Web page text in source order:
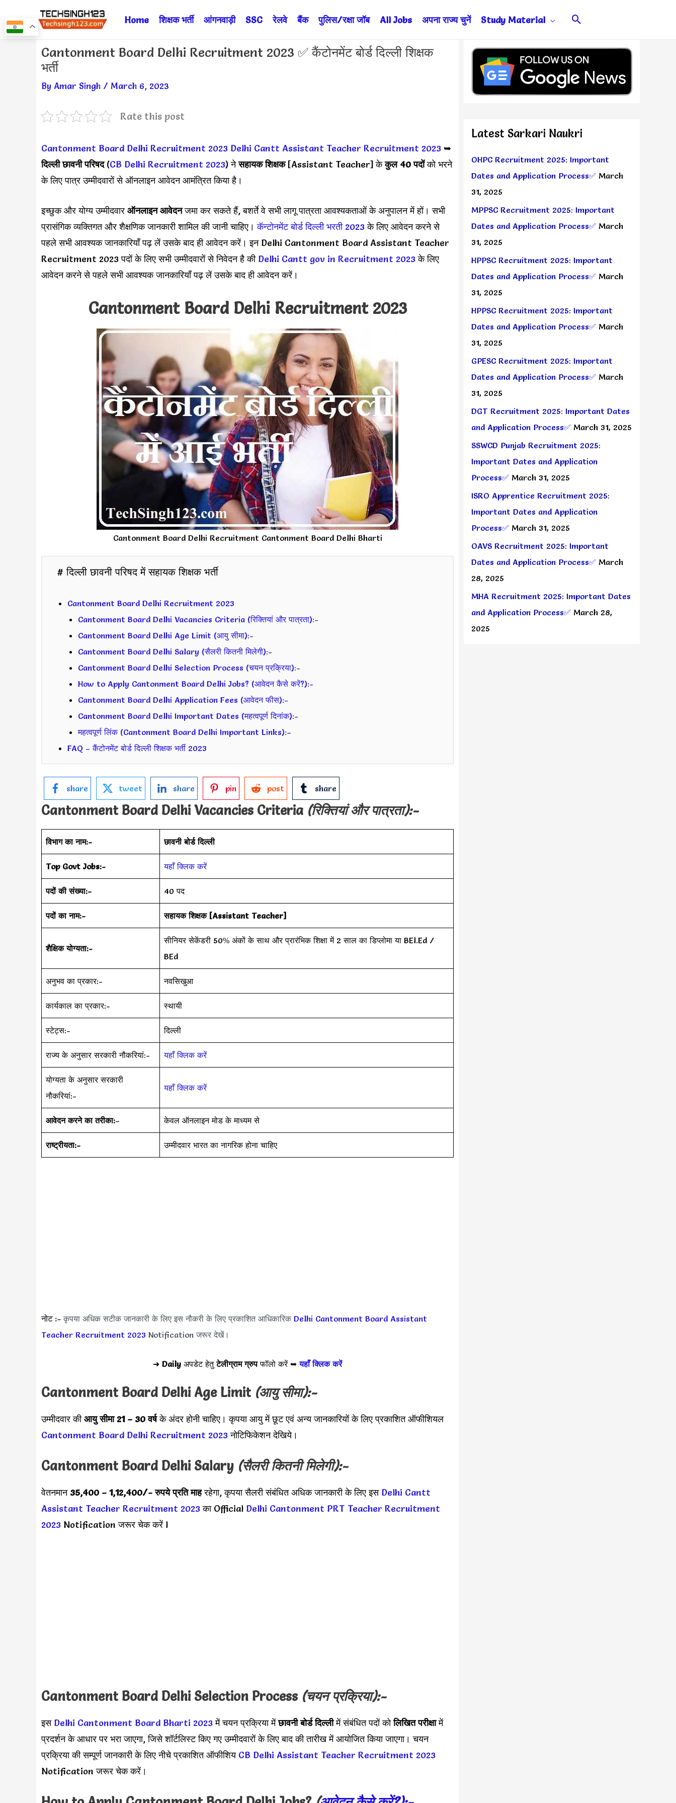
to
Home शिक्षक भर्ती आंगनवाड़ी SSC रेलवे बैंक पुलिस/रक्षा जॉब All Jobs अपना राज्य चुनें Study Material Search
Cantonment Board Delhi Recruitment 2023 ✅ कैंटोनमेंट बोर्ड दिल्ली शिक्षक
भर्ती
By Amar Singh / March 6, 2023
Rate this post
Cantonment Board Delhi Recruitment 2023 Delhi Cantt Assistant Teacher Recruitment 2023 ➥
दिल्ली छावनी परिषद(CB Delhi Recruitment 2023) नेसहायक शिक्षक[Assistant Teacher] केकुल 40 पदोंको भरने
के लिए पात्र उम्मीदवारों से ऑनलाइन आवेदन आमंत्रित किया है।
इच्छुक और योग्य उम्मीदवार ऑनलाइन आवेदनजमा कर सकते हैं, बशर्ते वे सभी लागू पात्रता आवश्यकताओं के अनुपालन में हों। सभी
प्रासंगिक व्यक्तिगत और शैक्षणिक जानकारी शामिल की जानी चाहिए।कॅन्टोनमेंट बोर्ड दिल्ली भरती 2023के लिए आवेदन करने से
पहले सभी आवश्यक जानकारियाँ पढ़ लें उसके बाद ही आवेदन करें। इन Delhi Cantonment Board Assistant Teacher
Recruitment 2023 पदों के लिए सभी उम्मीदवारों से निवेदन है की Delhi Cantt gov in Recruitment 2023के लिए
आवेदन करने से पहले सभी आवश्यक जानकारियाँ पढ़ लें उसके बाद ही आवेदन करें।
Cantonment Board Delhi Recruitment 2023
Cantonment Board Delhi Recruitment Cantonment Board Delhi Bharti
# दिल्ली छावनी परिषद में सहायक शिक्षक भर्ती
Cantonment Board Delhi Recruitment 2023
Cantonment Board Delhi Vacancies Criteria (रिक्तियां और पात्रता):-
Cantonment Board Delhi Age Limit (आयु सीमा):-
Cantonment Board Delhi Salary (सैलरी कितनी मिलेगी):-
Cantonment Board Delhi Selection Process (चयन प्रक्रिया):-
How to Apply Cantonment Board Delhi Jobs? (आवेदन कैसे करें?):-
Cantonment Board Delhi Application Fees (आवेदन फीस):-
Cantonment Board Delhi Important Dates (महत्वपूर्ण दिनांक):-
महत्वपूर्ण लिंक (Cantonment Board Delhi Important Links):–
FAQ – कैंटोनमेंट बोर्ड दिल्ली शिक्षक भर्ती 2023
share tweet share pin post share
Cantonment Board Delhi Vacancies Criteria (रिक्तियां और पात्रता):-
विभाग का नाम:- छावनी बोर्ड दिल्ली
Top Govt Jobs:- यहाँ क्लिक करें
पदों की संख्या:- 40 पद
पदों का नाम:- सहायक शिक्षक[Assistant Teacher]
शैक्षिक योग्यता:-
सीनियर सेकेंडरी 50% अंकों के साथ और प्रारंभिक शिक्षा में 2 साल का डिप्लोमा या BEl.Ed /
BEd
अनुभव का प्रकार:- नवसिखुआ
कार्यकाल का प्रकार:- स्थायी
स्टेट्स:- दिल्ली
राज्य के अनुसार सरकारी नौकरियां:- यहाँ क्लिक करें
योग्यता के अनुसार सरकारी
नौकरियां:-
यहाँ क्लिक करें
आवेदन करने का तरीका:– केवल ऑनलाइन मोड के माध्यम से
राष्ट्रीयता:- उम्मीदवार भारत का नागरिक होना चाहिए
नोट :- कृपया अधिक सटीक जानकारी के लिए इस नौकरी के लिए प्रकाशित आधिकारिक Delhi Cantonment Board Assistant
Teacher Recruitment 2023 Notification जरूर देखें।
➜ Daily अपडेट हेतुटेलीग्राम ग्रुपफॉलो करें ➥यहाँ क्लिक करें
Cantonment Board Delhi Age Limit (आयु सीमा):-
उम्मीदवार कीआयु सीमा 21 – 30 वर्षके अंदर होनी चाहिए। कृपया आयु में छूट एवं अन्य जानकारियों के लिए प्रकाशित ऑफीशियल
Cantonment Board Delhi Recruitment 2023 नोटिफिकेशन देखिये।
Cantonment Board Delhi Salary (सैलरी कितनी मिलेगी):-
वेतनमान 35,400 – 1,12,400/- रुपये प्रति माहरहेगा, कृपया सैलरी संबंधित अधिक जानकारी के लिए इस Delhi Cantt
Assistant Teacher Recruitment 2023का Official Delhi Cantonment PRT Teacher Recruitment
2023 Notification जरूर चेक करें l
Cantonment Board Delhi Selection Process (चयन प्रक्रिया):-
इस Delhi Cantonment Board Bharti 2023में चयन प्रक्रिया मेंछावनी बोर्ड दिल्लीमें संबंधित पदों कोलिखित परीक्षामें
प्रदर्शन के आधार पर भरा जाएगा, जिसे शॉर्टलिस्ट किए गए उम्मीदवारों के लिए बाद की तारीख में आयोजित किया जाएगा। चयन
प्रक्रिया की सम्पूर्ण जानकारी के लिए नीचे प्रकाशित ऑफीशिय CB Delhi Assistant Teacher Recruitment 2023
Notification जरूर चेक करें।
Post
navigation
Latest Sarkari Naukri
OHPC Recruitment 2025: Important
Dates and Application Process✅ March
31, 2025
MPPSC Recruitment 2025: Important
Dates and Application Process✅ March
31, 2025
HPPSC Recruitment 2025: Important
Dates and Application Process✅ March
31, 2025
HPPSC Recruitment 2025: Important
Dates and Application Process✅ March
31, 2025
GPESC Recruitment 2025: Important
Dates and Application Process✅ March
31, 2025
DGT Recruitment 2025: Important Dates
and Application Process✅ March 31, 2025
SSWCD Punjab Recruitment 2025:
Important Dates and Application
Process✅ March 31, 2025
ISRO Apprentice Recruitment 2025:
Important Dates and Application
Process✅ March 31, 2025
OAVS Recruitment 2025: Important
Dates and Application Process✅ March
28, 2025
MHA Recruitment 2025: Important Dates
and Application Process✅ March 28,
2025